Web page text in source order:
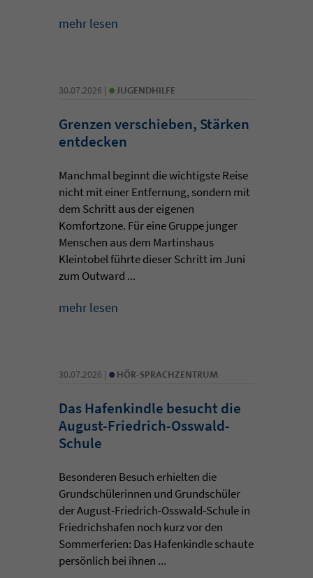
mehr lesen
30.07.2026 | • JUGENDHILFE
Grenzen verschieben, Stärken
entdecken
Manchmal beginnt die wichtigste Reise
nicht mit einer Entfernung, sondern mit
dem Schritt aus der eigenen
Komfortzone. Für eine Gruppe junger
Menschen aus dem Martinshaus
Kleintobel führte dieser Schritt im Juni
zum Outward ...
mehr lesen
30.07.2026 | • HÖR-SPRACHZENTRUM
Das Hafenkindle besucht die
August-Friedrich-Osswald-
Schule
Besonderen Besuch erhielten die
Grundschülerinnen und Grundschüler
der August-Friedrich-Osswald-Schule in
Friedrichshafen noch kurz vor den
Sommerferien: Das Hafenkindle schaute
persönlich bei ihnen ...